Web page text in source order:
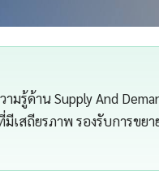
รู้ด้าน Supply And
เสถียรภาพ รองรับการขย